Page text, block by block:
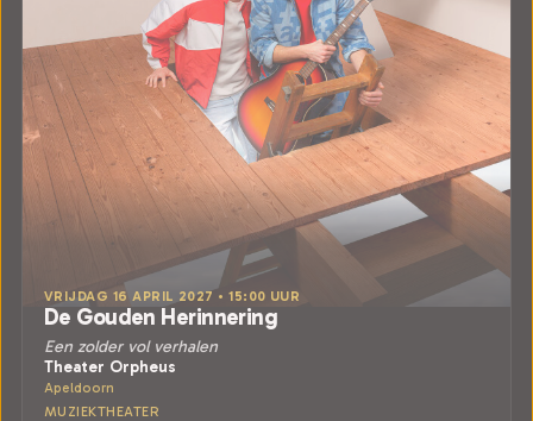
VRIJDAG 16 APRIL 2027 • 15:00 UUR
De Gouden Herinnering
Een zolder vol verhalen
Theater Orpheus
Apeldoorn
MUZIEKTHEATER